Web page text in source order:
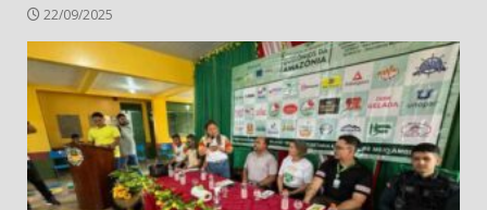
22/09/2025